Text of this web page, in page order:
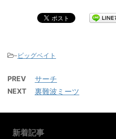
-ビッグベイト
PREV サーチ
NEXT 裏難波ミーツ
新着記事